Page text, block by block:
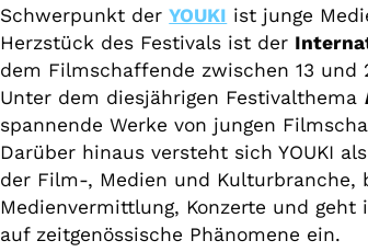
Schwerpunkt derYOUKI ist junge
Herzstück des Festivals ist der
dem Filmschaffende zwischen 13 und
Unter dem diesjährigen Festivalthema
spannende Werke von jungen
Darüber hinaus versteht sich YOUKI
der Film-, Medien und Kulturbranche,
Medienvermittlung, Konzerte und geht
auf zeitgenössische Phänomene ein.